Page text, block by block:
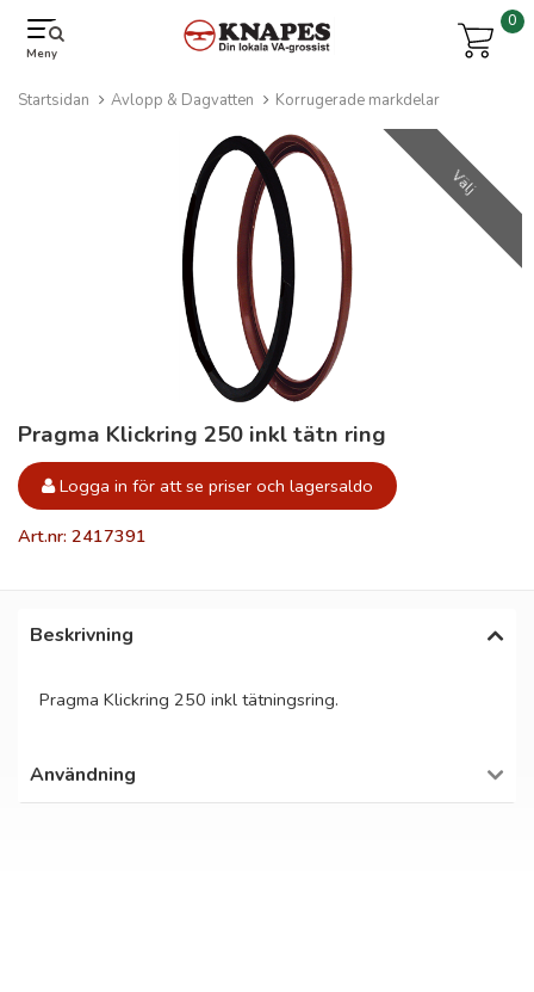
Meny
0
Startsidan Avlopp & Dagvatten Korrugerade markdelar
Välj
Pragma Klickring 250 inkl tätn ring
Logga in för att se priser och lagersaldo
Art.nr: 2417391
Beskrivning
Pragma Klickring 250 inkl tätningsring.
Användning